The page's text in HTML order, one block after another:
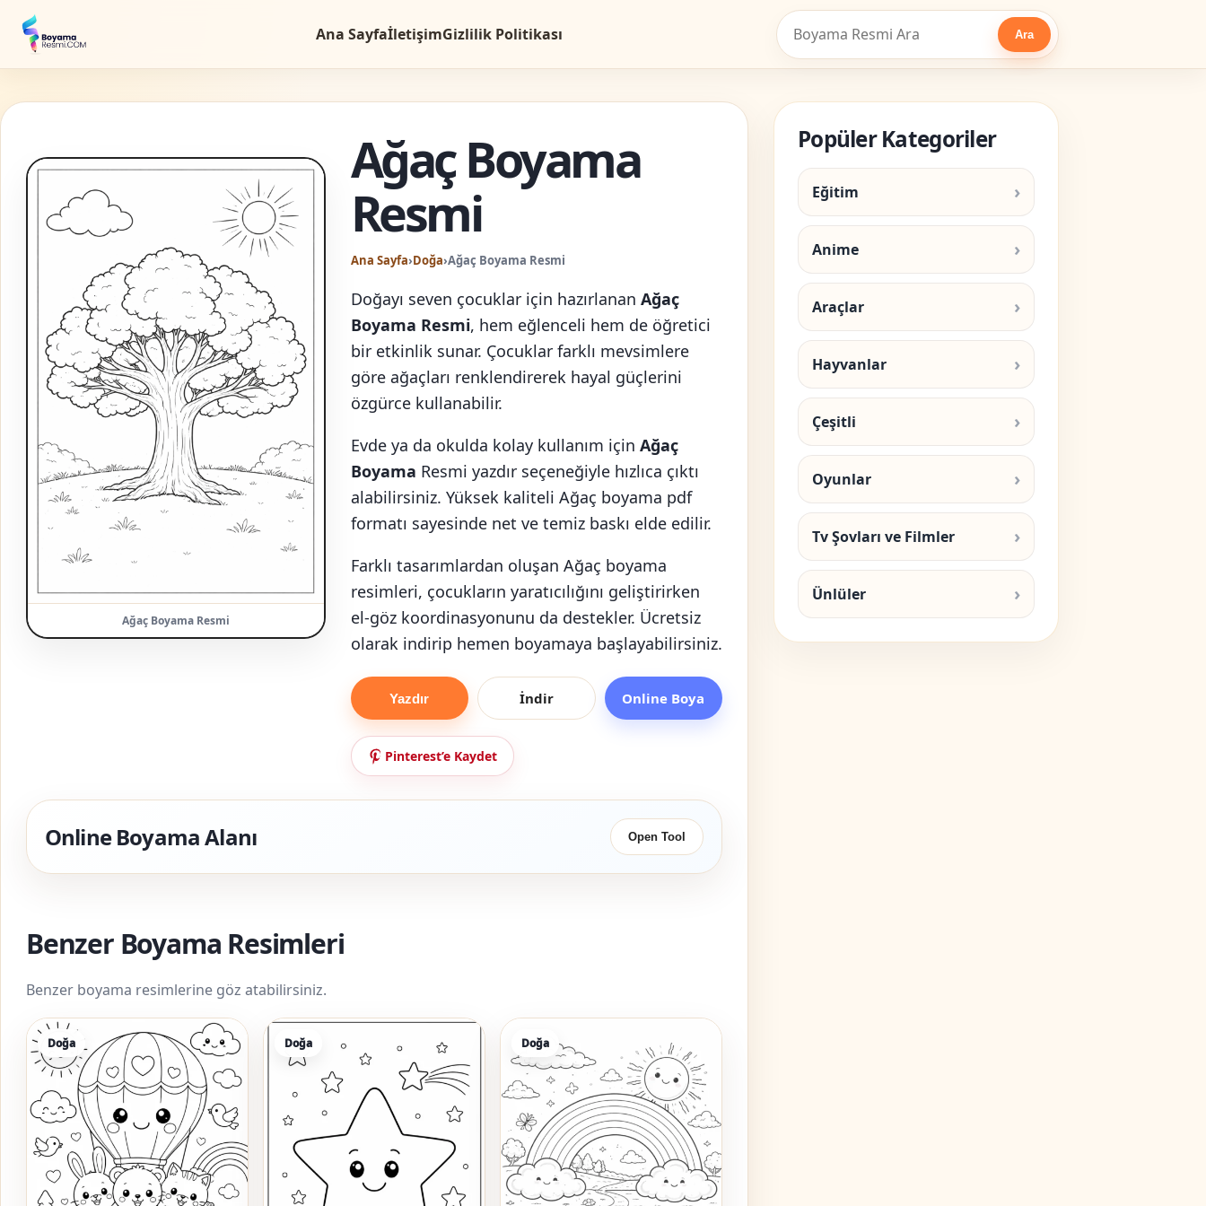
Ana SayfaİletişimGizlilik Politikası Ara
Ağaç Boyama Resmi
Ağaç Boyama
Resmi
Ana Sayfa›Doğa›Ağaç Boyama Resmi
Doğayı seven çocuklar için hazırlanan Ağaç
Boyama Resmi, hem eğlenceli hem de öğretici
bir etkinlik sunar. Çocuklar farklı mevsimlere
göre ağaçları renklendirerek hayal güçlerini
özgürce kullanabilir.
Evde ya da okulda kolay kullanım için Ağaç
Boyama Resmi yazdır seçeneğiyle hızlıca çıktı
alabilirsiniz. Yüksek kaliteli Ağaç boyama pdf
formatı sayesinde net ve temiz baskı elde edilir.
Farklı tasarımlardan oluşan Ağaç boyama
resimleri, çocukların yaratıcılığını geliştirirken
el-göz koordinasyonunu da destekler. Ücretsiz
olarak indirip hemen boyamaya başlayabilirsiniz.
Yazdır İndir Online Boya
Pinterest’e Kaydet
Online Boyama Alanı Open Tool
Benzer Boyama Resimleri
Benzer boyama resimlerine göz atabilirsiniz.
Doğa Doğa Doğa
Popüler Kategoriler
Eğitim
Anime
Araçlar
Hayvanlar
Çeşitli
Oyunlar
Tv Şovları ve Filmler
Ünlüler